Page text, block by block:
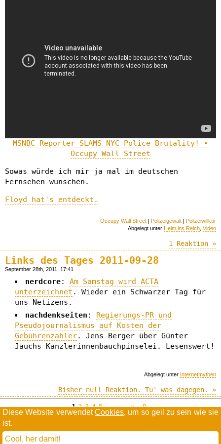
Diese Website verwendetCookies, um so geil zu sein wie sie
ist.
Cool, her damit!
MSNBC Reporter SLAMS NYC Police Brutality! •
Occupy Wall Street
Sowas würde ich mir ja mal im deutschen
Fernsehen wünschen.
Floyd hat's entdeckt.
Occupy Wall Street | Polizeigewalt | Polizeiwillkür
Abgelegt unter Heim ins Reich Video
1 Reaktion »
Links des Tages 2011-09-28
September 28th, 2011, 17:41
nerdcore: Am Samstag wird ACTA
unterzeichnet . Wieder ein Schwarzer Tag für
uns Netizens.
nachdenkseiten : Regierungs-PR und
Pseudojournalismus auf Kosten der
Gebührenzahler. Jens Berger über Günter
Jauchs Kanzlerinnenbauchpinselei. Lesenswert!
Abgelegt unter Internetmythen
Bisher null Reaktion. Tu' was dagegen. »
1 2 3 4 5 … --» 9
todamax rennt aufwordpress